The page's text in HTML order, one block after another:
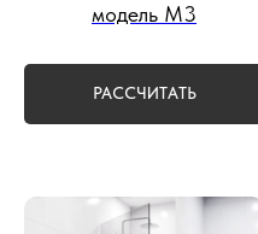
модель М3
РАССЧИТАТЬ